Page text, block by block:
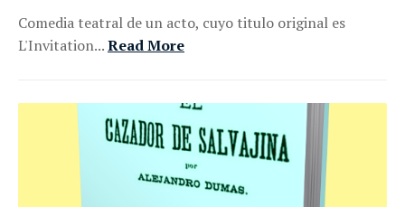
Comedia teatral de un acto, cuyo titulo original es
L'Invitation...Read More